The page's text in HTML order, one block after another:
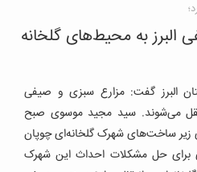
البرز به محیط‌های گلخانه
البرز گفت: مزارع سبزی و صیفی
می‌شوند. سید مجید موسوی صبح
زیر ساخت‌های شهرک گلخانه‌ای چوپان
برای حل مشکلات احداث این شهرک